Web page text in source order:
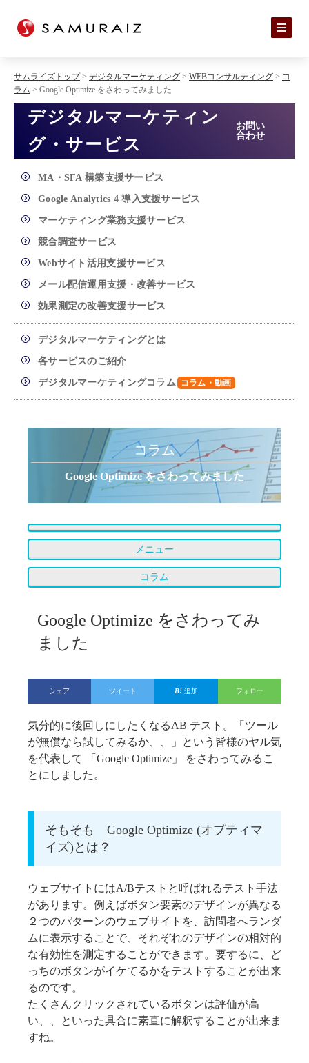
サムライズトップ> デジタルマーケティング > WEBコンサルティング > コ
ラム > Google Optimize をさわってみました
デジタルマーケティン
グ・サービス
お問い
合わせ
MA・SFA 構築支援サービス
Google Analytics 4 導入支援サービス
マーケティング業務支援サービス
競合調査サービス
Webサイト活用支援サービス
メール配信運用支援・改善サービス
効果測定の改善支援サービス
デジタルマーケティングとは
各サービスのご紹介
デジタルマーケティングコラム
コラム
Google Optimize をさわってみました
メニュー
コラム
Google Optimize をさわってみ
ました
シェア ツイート 追加 フォロー
気分的に後回しにしたくなるAB テスト。「ツール
が無償なら試してみるか、、」という皆様のヤル気
を代表して 「Google Optimize」 をさわってみるこ
とにしました。
そもそも Google Optimize (オプティマ
イズ)とは？
ウェブサイトにはA/Bテストと呼ばれるテスト手法
があります。例えばボタン要素のデザインが異なる
２つのパターンのウェブサイトを、訪問者へランダ
ムに表示することで、それぞれのデザインの相対的
な有効性を測定することができます。要するに、ど
っちのボタンがイケてるかをテストすることが出来
るのです。
たくさんクリックされているボタンは評価が高
い、、といった具合に素直に解釈することが出来ま
すね。